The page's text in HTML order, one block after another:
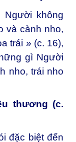
Người không
và cành nho,
trái » (c. 16),
gì Người
nho, trái nho
thương (c.
đặc biệt đến